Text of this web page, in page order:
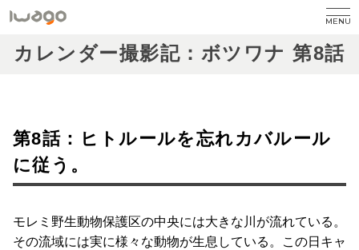
MENU
カレンダー撮影記：ボツワナ 第8話
第8話：ヒトルールを忘れカバルール
に従う。
モレミ野生動物保護区の中央には大きな川が流れている。
その流域には実に様々な動物が生息している。この日キャ